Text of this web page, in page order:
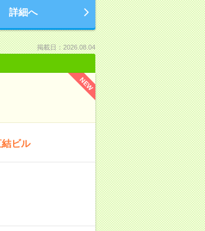
詳細へ
掲載日：2026.08.04
NEW
ビル